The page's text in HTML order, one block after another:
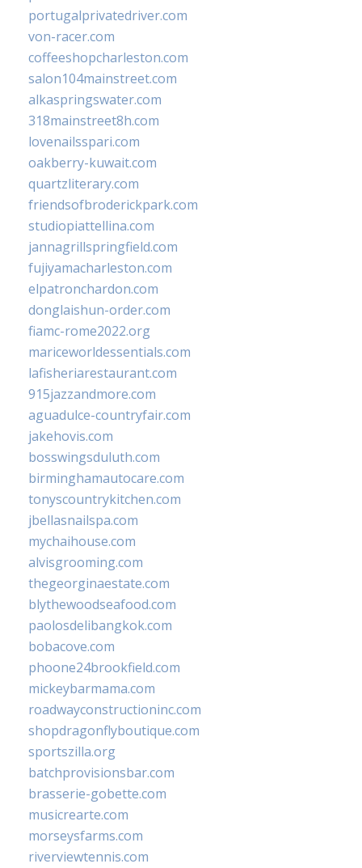
portugalprivatedriver.com
von-racer.com
coffeeshopcharleston.com
salon104mainstreet.com
alkaspringswater.com
318mainstreet8h.com
lovenailsspari.com
oakberry-kuwait.com
quartzliterary.com
friendsofbroderickpark.com
studiopiattellina.com
jannagrillspringfield.com
fujiyamacharleston.com
elpatronchardon.com
donglaishun-order.com
fiamc-rome2022.org
mariceworldessentials.com
lafisheriarestaurant.com
915jazzandmore.com
aguadulce-countryfair.com
jakehovis.com
bosswingsduluth.com
birminghamautocare.com
tonyscountrykitchen.com
jbellasnailspa.com
mychaihouse.com
alvisgrooming.com
thegeorginaestate.com
blythewoodseafood.com
paolosdelibangkok.com
bobacove.com
phoone24brookfield.com
mickeybarmama.com
roadwayconstructioninc.com
shopdragonflyboutique.com
sportszilla.org
batchprovisionsbar.com
brasserie-gobette.com
musicrearte.com
morseysfarms.com
riverviewtennis.com